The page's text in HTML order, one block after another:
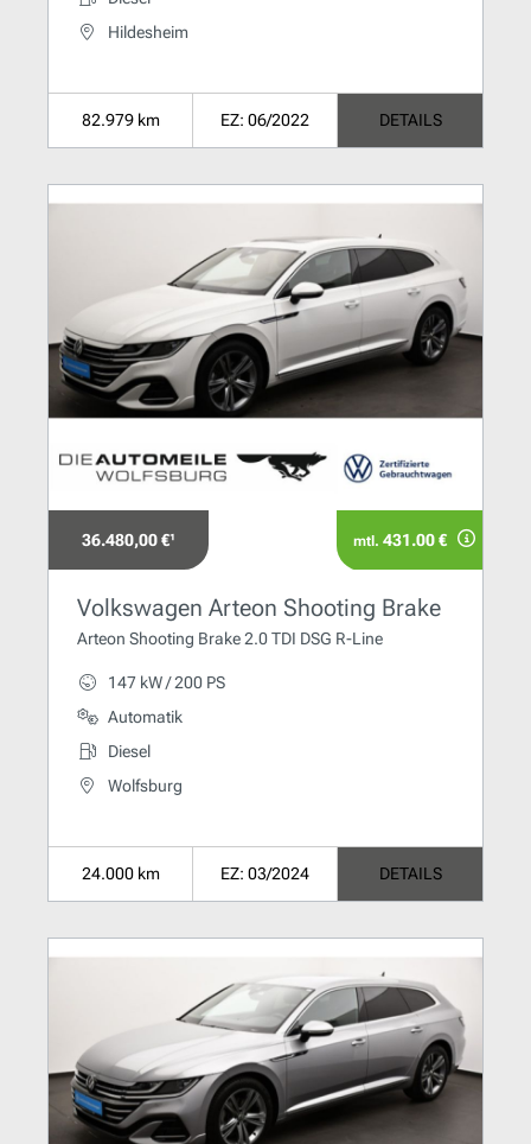
Hildesheim
82.979 km EZ: 06/2022 DETAILS
36.480,00 €¹ mtl. 431.00 €
Volkswagen Arteon Shooting Brake
Arteon Shooting Brake 2.0 TDI DSG R-Line
147 kW / 200 PS
Automatik
Diesel
Wolfsburg
24.000 km EZ: 03/2024 DETAILS